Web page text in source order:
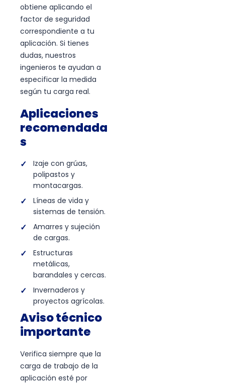
obtiene aplicando el
factor de seguridad
correspondiente a tu
aplicación. Si tienes
dudas, nuestros
ingenieros te ayudan a
especificar la medida
según tu carga real.
Aplicaciones
recomendada
s
Izaje con grúas,
polipastos y
montacargas.
Líneas de vida y
sistemas de tensión.
Amarres y sujeción
de cargas.
Estructuras
metálicas,
barandales y cercas.
Invernaderos y
proyectos agrícolas.
Aviso técnico
importante
Verifica siempre que la
carga de trabajo de la
aplicación esté por